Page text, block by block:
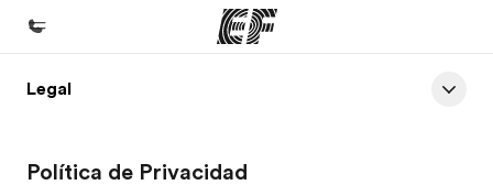
Inicio
Legal
Política de Privacidad